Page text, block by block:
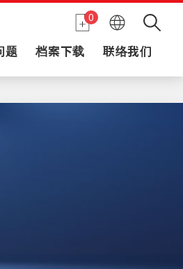
0
题 档案下载 联络我们